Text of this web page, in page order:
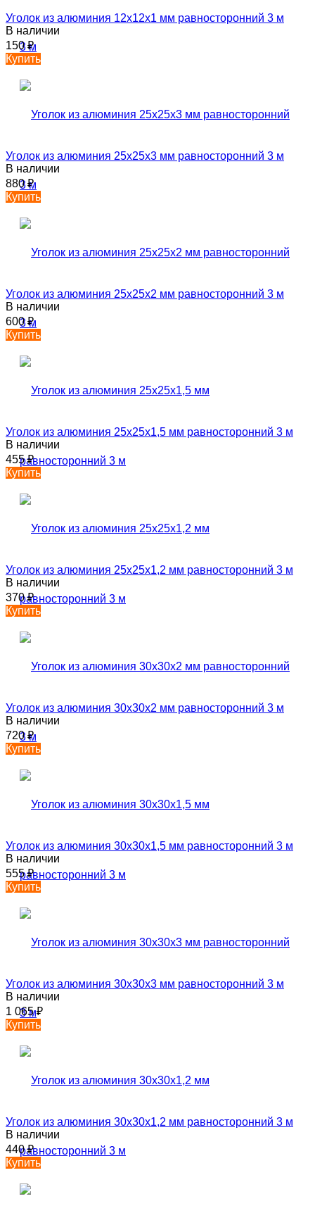
Уголок из алюминия 12х12х1 мм равносторонний 3 м
В наличии
150₽
Купить
Уголок из алюминия 25х25х3 мм равносторонний 3 м
В наличии
880₽
Купить
Уголок из алюминия 25х25х2 мм равносторонний 3 м
В наличии
600₽
Купить
Уголок из алюминия 25х25х1,5 мм равносторонний 3 м
В наличии
455₽
Купить
Уголок из алюминия 25х25х1,2 мм равносторонний 3 м
В наличии
370₽
Купить
Уголок из алюминия 30х30х2 мм равносторонний 3 м
В наличии
720₽
Купить
Уголок из алюминия 30х30х1,5 мм равносторонний 3 м
В наличии
555₽
Купить
Уголок из алюминия 30х30х3 мм равносторонний 3 м
В наличии
1 065₽
Купить
Уголок из алюминия 30х30х1,2 мм равносторонний 3 м
В наличии
440₽
Купить